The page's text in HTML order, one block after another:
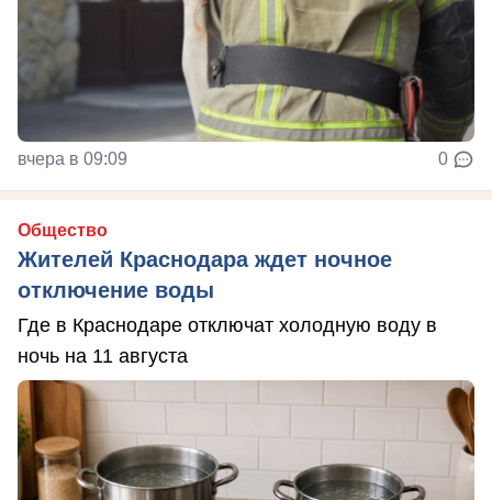
вчера в 09:09 0
Общество
Жителей Краснодара ждет ночное
отключение воды
Где в Краснодаре отключат холодную воду в
ночь на 11 августа